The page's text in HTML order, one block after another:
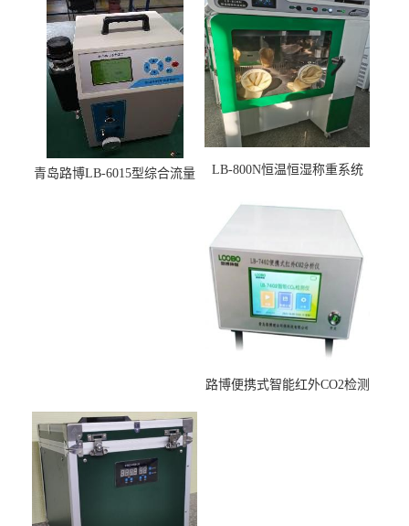
青岛路博LB-6015型综合流量
LB-800N恒温恒湿称重系统
路博便携式智能红外CO2检测